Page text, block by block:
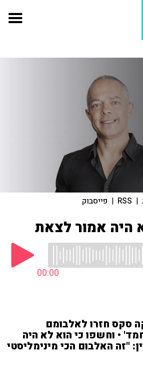
|
RSS
| פייסבוק
היה אמור לצאת
00:00
סקס חזרו לאלבומם
• וחשפו כי הוא לא היה
"זה האלבום הכי מינימליסטי